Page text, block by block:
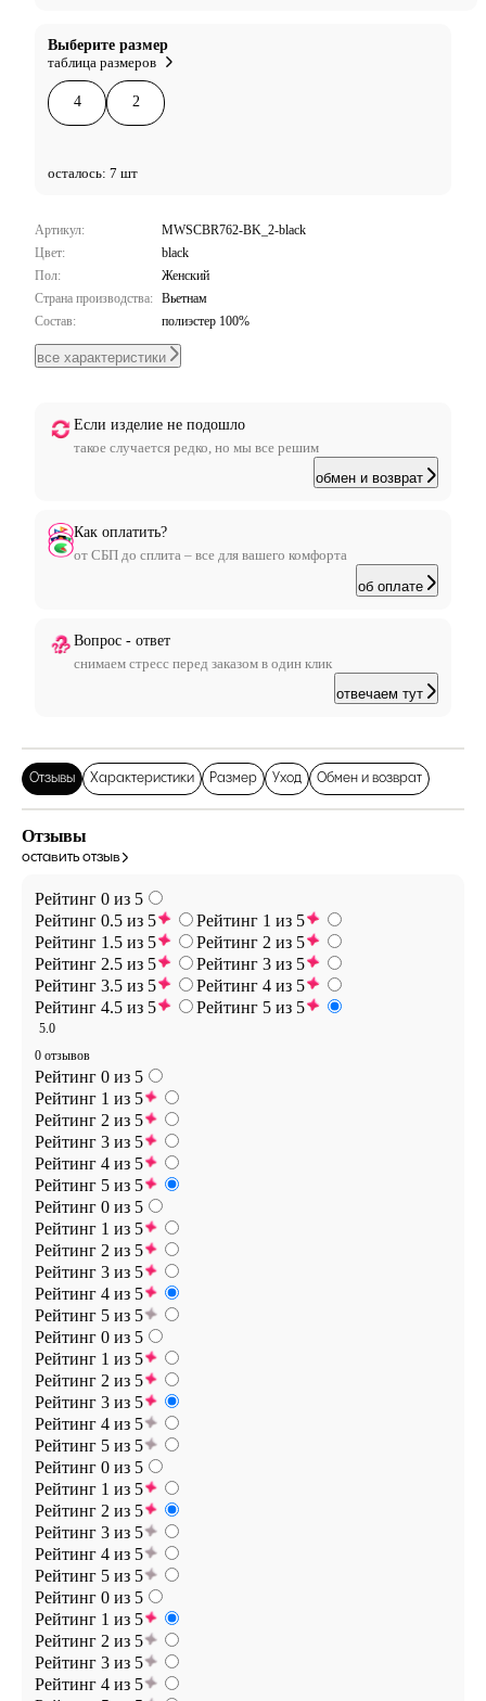
Выберите размер
таблица размеров
4 2
осталось: 7 шт
Артикул:
MWSCBR762-BK_2-black
Цвет:
black
Пол:
Женский
Страна производства: Вьетнам
Состав:
полиэстер 100%
все характеристики
Если изделие не подошло
такое случается редко, но мы все решим
обмен и возврат
Как оплатить?
от СБП до сплита – все для вашего комфорта
об оплате
Вопрос - ответ
снимаем стресс перед заказом в один клик
отвечаем тут
Отзывы Характеристики Размер Уход Обмен и возврат
Отзывы
оставить отзыв
Рейтинг 0 из 5
Рейтинг 0.5 из 5
Рейтинг 1 из 5
Рейтинг 1.5 из 5
Рейтинг 2 из 5
Рейтинг 2.5 из 5
Рейтинг 3 из 5
Рейтинг 3.5 из 5
Рейтинг 4 из 5
Рейтинг 4.5 из 5
Рейтинг 5 из 5
5.0
0 отзывов
Рейтинг 0 из 5
Рейтинг 1 из 5
Рейтинг 2 из 5
Рейтинг 3 из 5
Рейтинг 4 из 5
Рейтинг 5 из 5
Рейтинг 0 из 5
Рейтинг 1 из 5
Рейтинг 2 из 5
Рейтинг 3 из 5
Рейтинг 4 из 5
Рейтинг 5 из 5
Рейтинг 0 из 5
Рейтинг 1 из 5
Рейтинг 2 из 5
Рейтинг 3 из 5
Рейтинг 4 из 5
Рейтинг 5 из 5
Рейтинг 0 из 5
Рейтинг 1 из 5
Рейтинг 2 из 5
Рейтинг 3 из 5
Рейтинг 4 из 5
Рейтинг 5 из 5
Рейтинг 0 из 5
Рейтинг 1 из 5
Рейтинг 2 из 5
Рейтинг 3 из 5
Рейтинг 4 из 5